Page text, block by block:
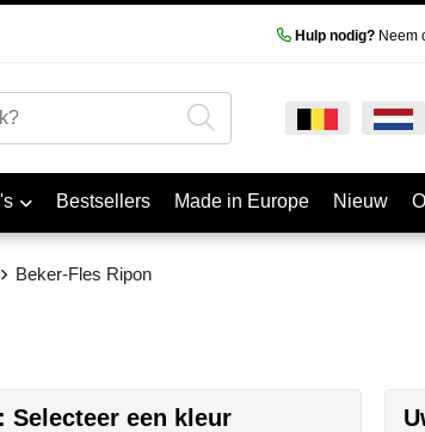
Hulp nodig?Neem
Bestsellers Made in Europe Nieuw
Beker-Fles Ripon
Selecteer een kleur